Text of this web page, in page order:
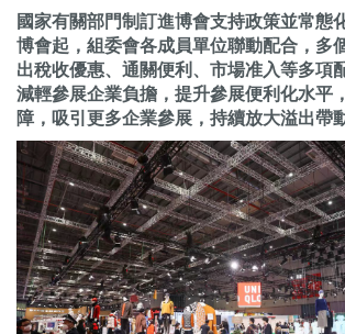
國家有關部門制訂進博會支持政策並常態
博會起，組委會各成員單位聯動配合，多
出稅收優惠、通關便利、市場准入等多項
減輕參展企業負擔，提升參展便利化水平
障，吸引更多企業參展，持續放大溢出帶